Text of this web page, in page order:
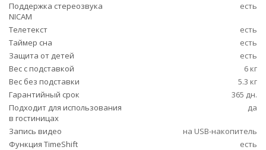
Поддержка стереозвука
NICAM
есть
Телетекст
есть
Таймер сна
есть
Защита от детей
есть
Вес с подставкой
6 кг
Вес без подставки
5.3 кг
Гарантийный срок
365 дн.
Подходит для использования
в гостиницах
да
Запись видео
на USB-накопитель
Функция TimeShift
есть